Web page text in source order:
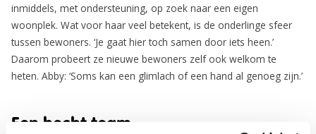
inmiddels, met ondersteuning, op zoek naar een eigen
woonplek. Wat voor haar veel betekent, is de onderlinge sfeer
tussen bewoners. ‘Je gaat hier toch samen door iets heen.’
Daarom probeert ze nieuwe bewoners zelf ook welkom te
heten. Abby: ‘Soms kan een glimlach of een hand al genoeg zijn.’
Een hecht team